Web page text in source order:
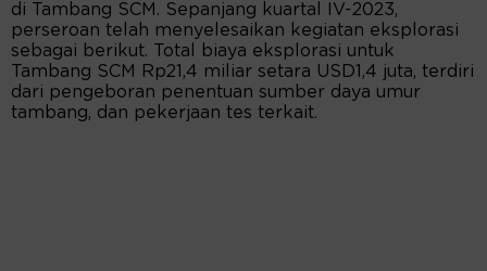
di Tambang SCM. Sepanjang kuartal IV-2023,
perseroan telah menyelesaikan kegiatan eksplorasi
sebagai berikut. Total biaya eksplorasi untuk
Tambang SCM Rp21,4 miliar setara USD1,4 juta, terdiri
dari pengeboran penentuan sumber daya umur
tambang, dan pekerjaan tes terkait.